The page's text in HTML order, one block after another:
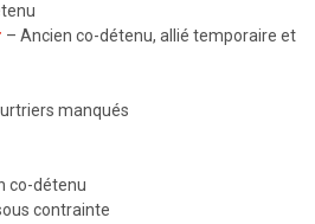
– Ancien co-détenu, allié temporaire et
manqués
co-détenu
contrainte